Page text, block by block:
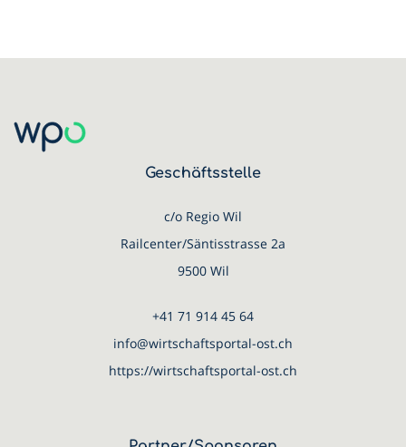
Geschäftsstelle
c/o Regio Wil
Railcenter/Säntisstrasse 2a
9500 Wil
+41 71 914 45 64
info@wirtschaftsportal-ost.ch
https://wirtschaftsportal-ost.ch